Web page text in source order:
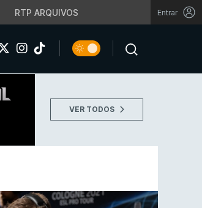
RTP ARQUIVOS Entrar
VER TODOS